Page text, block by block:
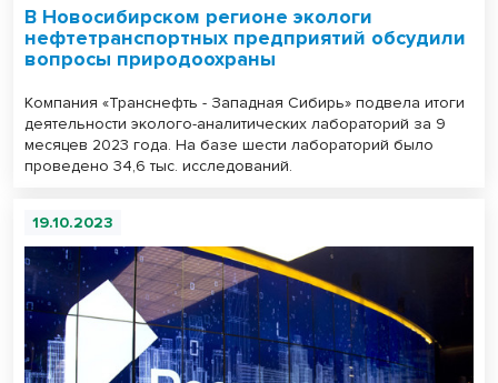
В Новосибирском регионе экологи
нефтетранспортных предприятий обсудили
вопросы природоохраны
Компания «Транснефть - Западная Сибирь» подвела итоги
деятельности эколого-аналитических лабораторий за 9
месяцев 2023 года. На базе шести лабораторий было
проведено 34,6 тыс. исследований.
19.10.2023